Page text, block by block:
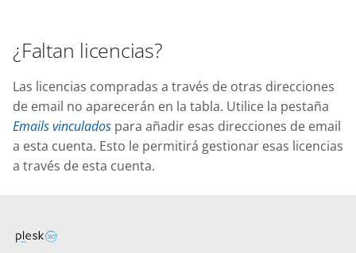
¿Faltan licencias?
Las licencias compradas a través de otras direcciones
de email no aparecerán en la tabla. Utilice la pestaña
Emails vinculados para añadir esas direcciones de email
a esta cuenta. Esto le permitirá gestionar esas licencias
a través de esta cuenta.